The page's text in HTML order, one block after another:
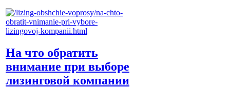
На что обратить
внимание при выборе
лизинговой компании